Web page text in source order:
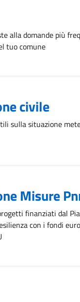
alla domande più
tuo comune
civile
sulla situazione
Misure
finanziati dal
con i fondi